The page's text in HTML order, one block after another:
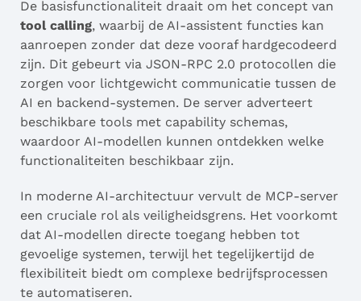
De basisfunctionaliteit draait om het concept van
tool calling, waarbij de AI-assistent functies kan
aanroepen zonder dat deze vooraf hardgecodeerd
zijn. Dit gebeurt via JSON-RPC 2.0 protocollen die
zorgen voor lichtgewicht communicatie tussen de
AI en backend-systemen. De server adverteert
beschikbare tools met capability schemas,
waardoor AI-modellen kunnen ontdekken welke
functionaliteiten beschikbaar zijn.
In moderne AI-architectuur vervult de MCP-server
een cruciale rol als veiligheidsgrens. Het voorkomt
dat AI-modellen directe toegang hebben tot
gevoelige systemen, terwijl het tegelijkertijd de
flexibiliteit biedt om complexe bedrijfsprocessen
te automatiseren.